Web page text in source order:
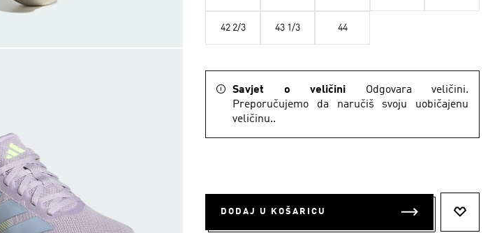
42 2/3 43 1/3 44
Savjet o veličini Odgovara veličini.
Preporučujemo da naručiš svoju uobičajenu
veličinu..
DODAJ U KOŠARICU